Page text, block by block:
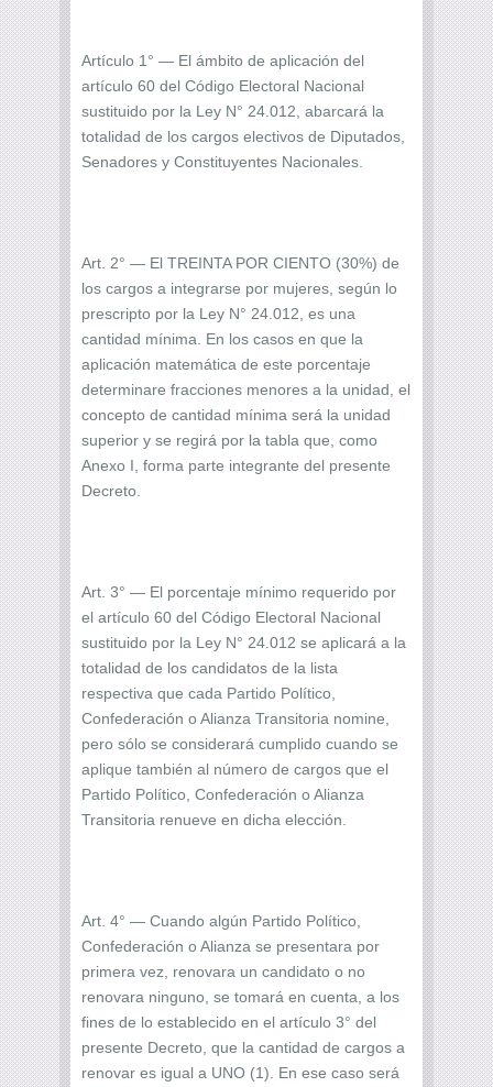
Artículo 1° — El ámbito de aplicación del
artículo 60 del Código Electoral Nacional
sustituido por la Ley N° 24.012, abarcará la
totalidad de los cargos electivos de Diputados,
Senadores y Constituyentes Nacionales.
Art. 2° — El TREINTA POR CIENTO (30%) de
los cargos a integrarse por mujeres, según lo
prescripto por la Ley N° 24.012, es una
cantidad mínima. En los casos en que la
aplicación matemática de este porcentaje
determinare fracciones menores a la unidad, el
concepto de cantidad mínima será la unidad
superior y se regirá por la tabla que, como
Anexo I, forma parte integrante del presente
Decreto.
Art. 3° — El porcentaje mínimo requerido por
el artículo 60 del Código Electoral Nacional
sustituido por la Ley N° 24.012 se aplicará a la
totalidad de los candidatos de la lista
respectiva que cada Partido Político,
Confederación o Alianza Transitoria nomine,
pero sólo se considerará cumplido cuando se
aplique también al número de cargos que el
Partido Político, Confederación o Alianza
Transitoria renueve en dicha elección.
Art. 4° — Cuando algún Partido Político,
Confederación o Alianza se presentara por
primera vez, renovara un candidato o no
renovara ninguno, se tomará en cuenta, a los
fines de lo establecido en el artículo 3° del
presente Decreto, que la cantidad de cargos a
renovar es igual a UNO (1). En ese caso será